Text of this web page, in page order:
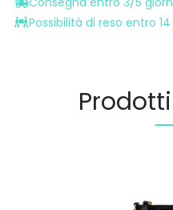
Possibilità di reso entro